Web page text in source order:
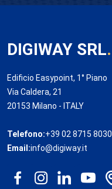
DIGIWAY SRL.
Edificio Easypoint, 1° Piano
Via Caldera, 21
20153 Milano - ITALY
Telefono:+39 02 8715 8030
Email:info@digiway.it